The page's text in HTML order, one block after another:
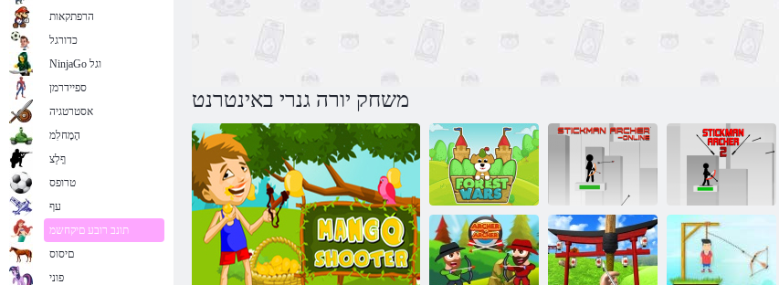
משחק יורה גנרי באינטרנט
רעיה תומחלמ
ןווקמ ר' צרא
ןמקיטס
2 ר'צרא ןמקיטס
הרפתקאות
כדורגל
NinjaGo וגל
ספיידרמן
אסטרטגיה
הָמָחלִמ
ףָלַצ
טרופס
עף
תונב רובע םיקחשמ
םיסוס
פוני